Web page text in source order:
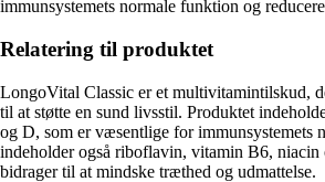
immunsystemets normale funktion og
Relatering til produktet
LongoVital Classic er et multivitamintilskud,
til at støtte en sund livsstil. Produktet
og D, som er væsentlige for immunsystemets
indeholder også riboflavin, vitamin B6, niacin
bidrager til at mindske træthed og udmattelse.